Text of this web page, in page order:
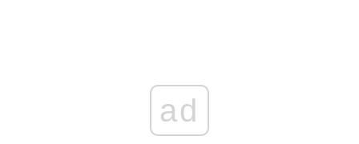
ad